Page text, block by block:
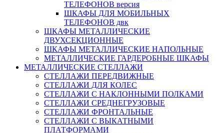
ТЕЛЕФОНОВ версия
ШКАФЫ ДЛЯ МОБИЛЬНЫХ
ТЕЛЕФОНОВ двк
ШКАФЫ МЕТАЛЛИЧЕСКИЕ
ДВУХСЕКЦИОННЫЕ
ШКАФЫ МЕТАЛЛИЧЕСКИЕ НАПОЛЬНЫЕ
МЕТАЛЛИЧЕСКИЕ ГАРДЕРОБНЫЕ ШКАФЫ
МЕТАЛЛИЧЕСКИЕ СТЕЛЛАЖИ
СТЕЛЛАЖИ ПЕРЕДВИЖНЫЕ
СТЕЛЛАЖИ ДЛЯ КОЛЕС
СТЕЛЛАЖИ С НАКЛОННЫМИ ПОЛКАМИ
СТЕЛЛАЖИ СРЕДНЕГРУЗОВЫЕ
СТЕЛЛАЖИ ФРОНТАЛЬНЫЕ
СТЕЛЛАЖИ С ВЫКАТНЫМИ
ПЛАТФОРМАМИ